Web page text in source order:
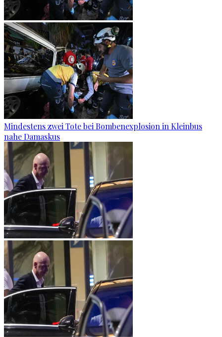
Mindestens zwei Tote bei Bombenexplosion in Kleinbus
nahe Damaskus